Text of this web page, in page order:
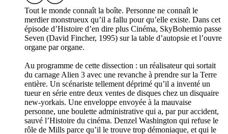
Tout le monde connaît la boîte. Personne ne connaît le
merdier monstrueux qu’il a fallu pour qu’elle existe. Dans cet
épisode d’Histoire d’en dire plus Cinéma, SkyBohemio passe
Seven (David Fincher, 1995) sur la table d’autopsie et l’ouvre
organe par organe.
Au programme de cette dissection : un réalisateur qui sortait
du carnage Alien 3 avec une revanche à prendre sur la Terre
entière. Un scénariste tellement déprimé qu’il a inventé un
tueur en série entre deux ventes de disques chez un disquaire
new-yorkais. Une enveloppe envoyée à la mauvaise
personne, une boulette administrative qui a, par pur accident,
sauvé l’Histoire du cinéma. Denzel Washington qui refuse le
rôle de Mills parce qu’il le trouve trop démoniaque, et qui le